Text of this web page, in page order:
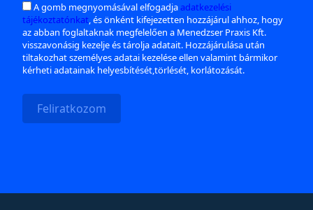
A gomb megnyomásával elfogadjaadatkezelési
tájékoztatónkat, és önként kifejezetten hozzájárul ahhoz, hogy
az abban foglaltaknak megfelelően a Menedzser Praxis Kft.
visszavonásig kezelje és tárolja adatait. Hozzájárulása után
tiltakozhat személyes adatai kezelése ellen valamint bármikor
kérheti adatainak helyesbítését,törlését, korlátozását.
Feliratkozom